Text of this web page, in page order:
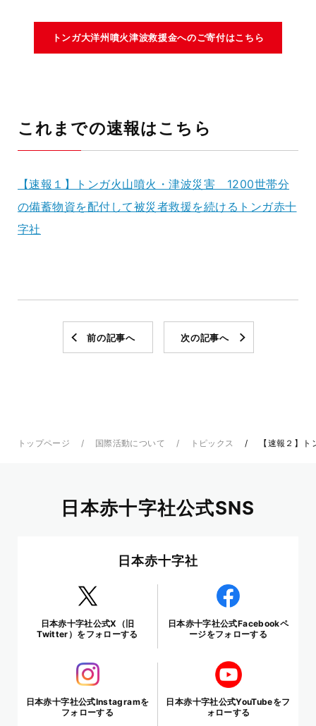
トンガ大洋州噴火津波救援金へのご寄付はこちら
これまでの速報はこちら
【速報１】トンガ火山噴火・津波災害 1200世帯分
の備蓄物資を配付して被災者救援を続けるトンガ赤十
字社
前の記事へ 次の記事へ
トップページ 国際活動について トピックス 【速報２】
日本赤十字社公式SNS
日本赤十字社
日本赤十字社公式X（旧
Twitter）をフォローする
日本赤十字社公式Facebookペ
ージをフォローする
日本赤十字社公式Instagramを
フォローする
日本赤十字社公式YouTubeをフ
ォローする